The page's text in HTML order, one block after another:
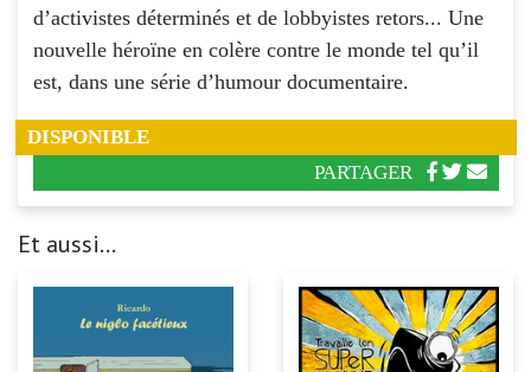
d’activistes déterminés et de lobbyistes retors... Une
nouvelle héroïne en colère contre le monde tel qu’il
est, dans une série d’humour documentaire.
DISPONIBLE
PARTAGER
Et aussi...